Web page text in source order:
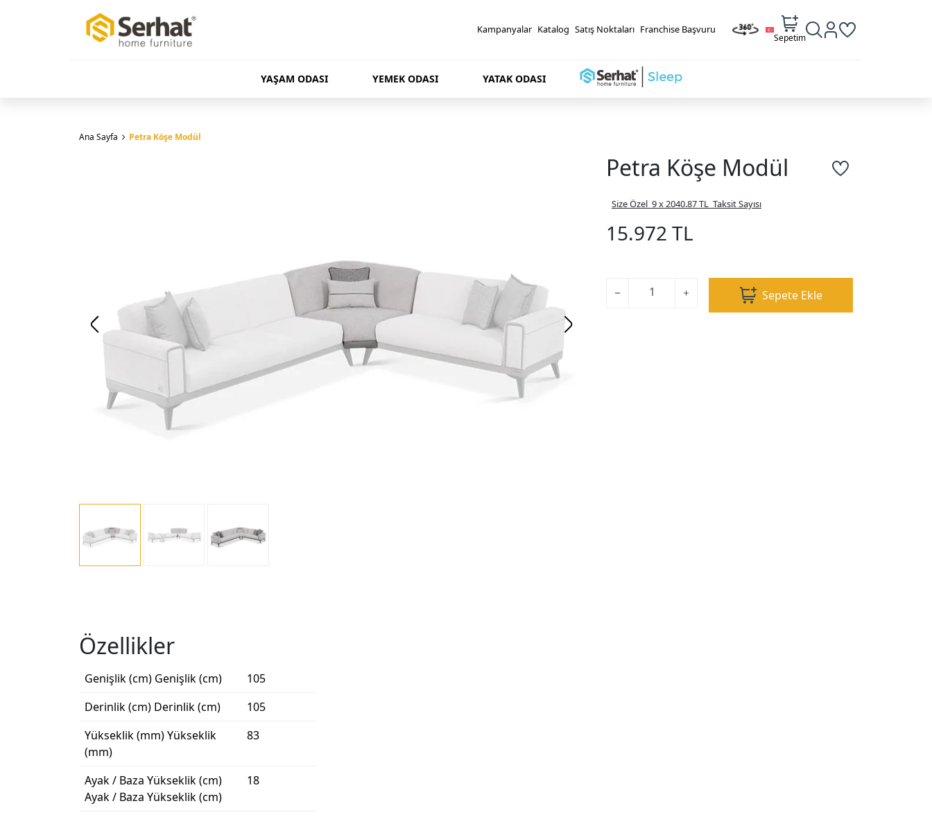
Kampanyalar Katalog Satış Noktaları Franchise Başvuru
Sepetim
YAŞAM ODASI YEMEK ODASI YATAK ODASI
Ana Sayfa Petra Köşe Modül
Petra Köşe Modül
Size Özel 9 x 2040.87 TL Taksit Sayısı
15.972 TL
Sepete Ekle
Özellikler
Genişlik (cm) Genişlik (cm)
105
Derinlik (cm) Derinlik (cm)
105
Yükseklik (mm)Yükseklik
(mm)
83
Ayak / Baza Yükseklik (cm)
Ayak / Baza Yükseklik (cm)
18